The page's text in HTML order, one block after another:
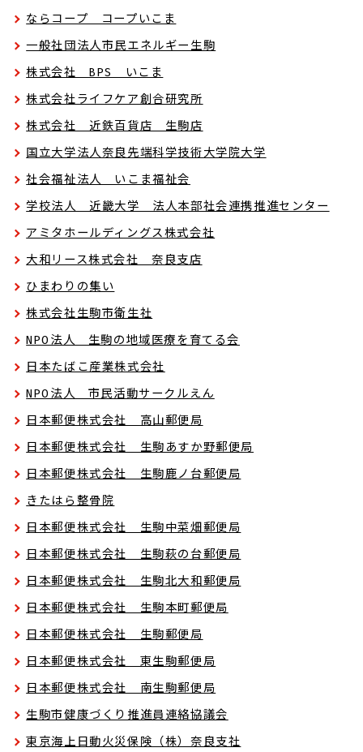
ならコープ コープいこま
一般社団法人市民エネルギー生駒
株式会社 BPS いこま
株式会社ライフケア創合研究所
株式会社 近鉄百貨店 生駒店
国立大学法人奈良先端科学技術大学院大学
社会福祉法人 いこま福祉会
学校法人 近畿大学 法人本部社会連携推進センター
アミタホールディングス株式会社
大和リース株式会社 奈良支店
ひまわりの集い
株式会社生駒市衛生社
NPO法人 生駒の地域医療を育てる会
日本たばこ産業株式会社
NPO法人 市民活動サークルえん
日本郵便株式会社 高山郵便局
日本郵便株式会社 生駒あすか野郵便局
日本郵便株式会社 生駒鹿ノ台郵便局
きたはら整骨院
日本郵便株式会社 生駒中菜畑郵便局
日本郵便株式会社 生駒萩の台郵便局
日本郵便株式会社 生駒北大和郵便局
日本郵便株式会社 生駒本町郵便局
日本郵便株式会社 生駒郵便局
日本郵便株式会社 東生駒郵便局
日本郵便株式会社 南生駒郵便局
生駒市健康づくり推進員連絡協議会
東京海上日動火災保険（株）奈良支社